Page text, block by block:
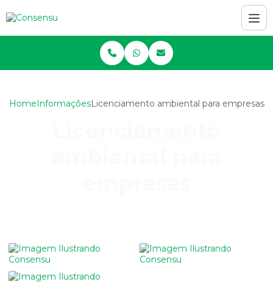
HomeInformaçõesLicenciamento ambiental para empresas